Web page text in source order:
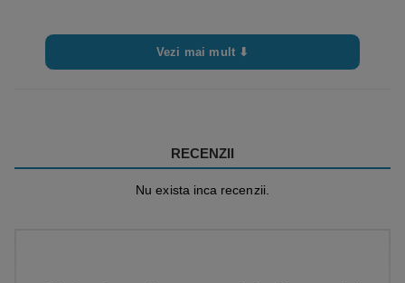
Vezi mai mult ⬇
RECENZII
Nu exista inca recenzii.